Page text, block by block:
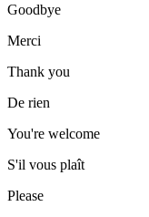
Goodbye
Merci
Thank you
De rien
You're welcome
S'il vous plaît
Please